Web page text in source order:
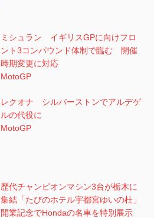
ミシュラン イギリスGPに向けフロ
ント3コンパウンド体制で臨む 開催
時期変更に対応
MotoGP
レクオナ シルバーストンでアルデゲ
ルの代役に
MotoGP
歴代チャンピオンマシン3台が栃木に
集結「たびのホテル宇都宮ゆいの杜」
開業記念でHondaの名車を特別展示